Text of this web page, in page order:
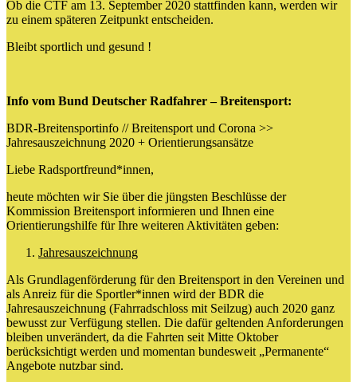
Ob die CTF am 13. September 2020 stattfinden kann, werden wir
zu einem späteren Zeitpunkt entscheiden.
Bleibt sportlich und gesund !
Info vom Bund Deutscher Radfahrer – Breitensport:
BDR-Breitensportinfo // Breitensport und Corona >>
Jahresauszeichnung 2020 + Orientierungsansätze
Liebe Radsportfreund*innen,
heute möchten wir Sie über die jüngsten Beschlüsse der
Kommission Breitensport informieren und Ihnen eine
Orientierungshilfe für Ihre weiteren Aktivitäten geben:
Jahresauszeichnung
Als Grundlagenförderung für den Breitensport in den Vereinen und
als Anreiz für die Sportler*innen wird der BDR die
Jahresauszeichnung (Fahrradschloss mit Seilzug) auch 2020 ganz
bewusst zur Verfügung stellen. Die dafür geltenden Anforderungen
bleiben unverändert, da die Fahrten seit Mitte Oktober
berücksichtigt werden und momentan bundesweit „Permanente“
Angebote nutzbar sind.